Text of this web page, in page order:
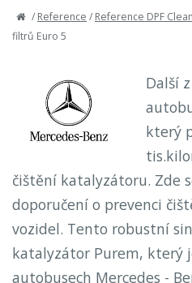
/Reference /Reference DPF
filtrů Euro 5
Další
který
čištění katalyzátoru. Zde
doporučení o prevenci
vozidel. Tento robustní
katalyzátor Purem, který
autobusech Mercedes -